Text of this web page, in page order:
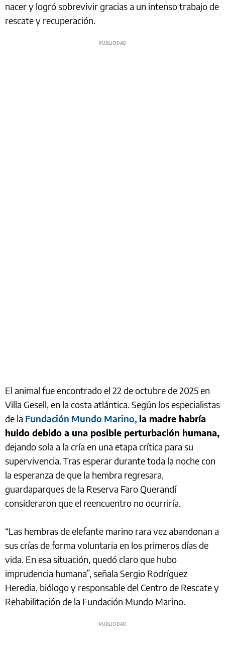
nacer y logró sobrevivir gracias a un intenso trabajo de
rescate y recuperación.
El animal fue encontrado el 22 de octubre de 2025 en
Villa Gesell, en la costa atlántica. Según los especialistas
de la Fundación Mundo Marino, la madre habría
huido debido a una posible perturbación humana,
dejando sola a la cría en una etapa crítica para su
supervivencia. Tras esperar durante toda la noche con
la esperanza de que la hembra regresara,
guardaparques de la Reserva Faro Querandí
consideraron que el reencuentro no ocurriría.
“Las hembras de elefante marino rara vez abandonan a
sus crías de forma voluntaria en los primeros días de
vida. En esa situación, quedó claro que hubo
imprudencia humana”, señala Sergio Rodríguez
Heredia, biólogo y responsable del Centro de Rescate y
Rehabilitación de la Fundación Mundo Marino.